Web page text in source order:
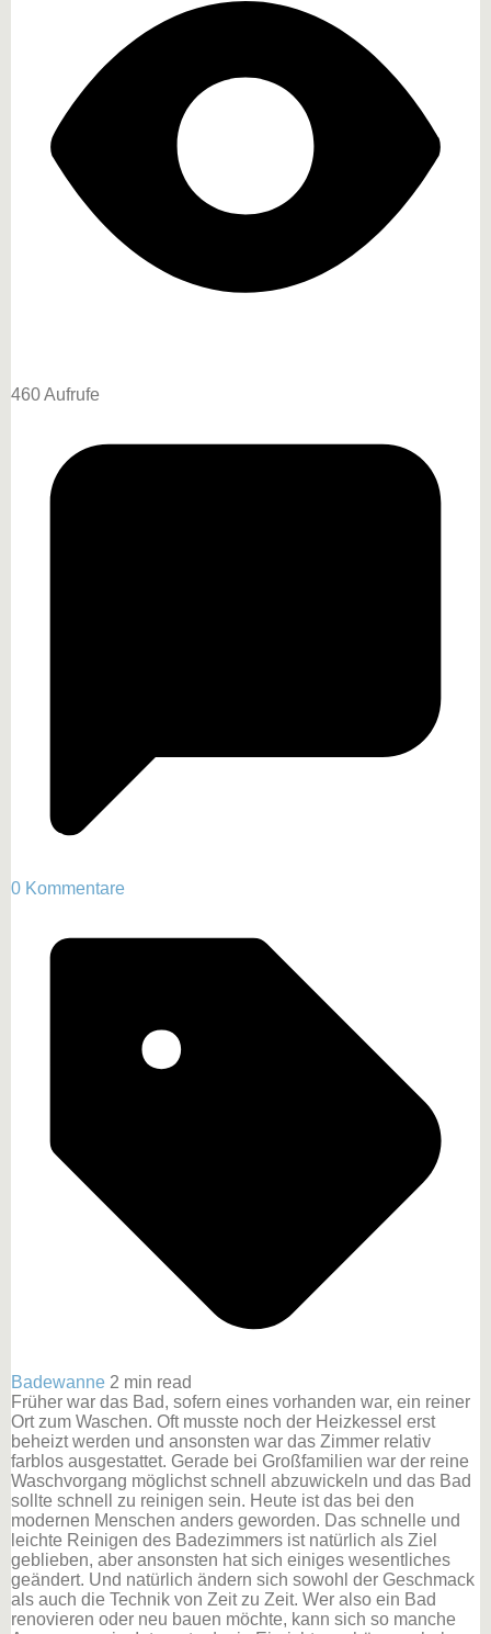
460 Aufrufe
0 Kommentare
Badewanne 2 min read
Früher war das Bad, sofern eines vorhanden war, ein reiner
Ort zum Waschen. Oft musste noch der Heizkessel erst
beheizt werden und ansonsten war das Zimmer relativ
farblos ausgestattet. Gerade bei Großfamilien war der reine
Waschvorgang möglichst schnell abzuwickeln und das Bad
sollte schnell zu reinigen sein. Heute ist das bei den
modernen Menschen anders geworden. Das schnelle und
leichte Reinigen des Badezimmers ist natürlich als Ziel
geblieben, aber ansonsten hat sich einiges wesentliches
geändert. Und natürlich ändern sich sowohl der Geschmack
als auch die Technik von Zeit zu Zeit. Wer also ein Bad
renovieren oder neu bauen möchte, kann sich so manche